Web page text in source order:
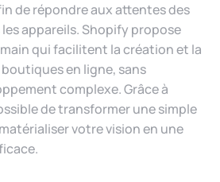
de répondre aux attentes des
appareils. Shopify propose
qui facilitent la création et la
en ligne, sans
complexe. Grâce à
de transformer une simple
votre vision en une